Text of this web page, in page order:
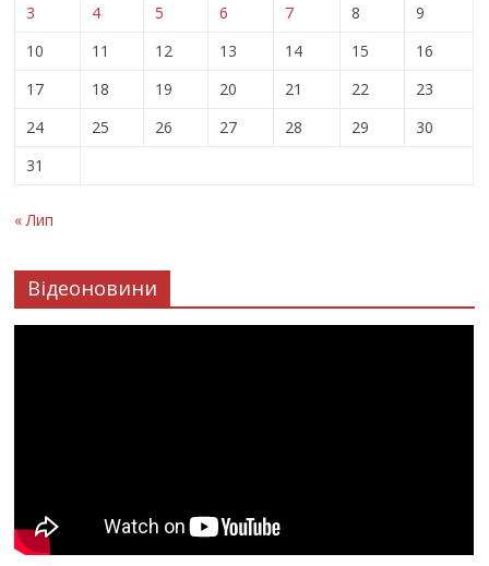
3
4 5 6 7 8
9
10
11 12 13 14 15
16
17
18 19 20 21 22
23
24
25 26 27 28 29
30
31
« Лип
Відеоновини